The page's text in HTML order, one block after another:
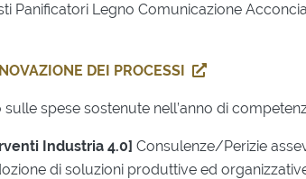
Panificatori Legno Comunicazione
DEI PROCESSI
spese sostenute nell’anno di
Industria 4.0] Consulenze/Perizie
di soluzioni produttive ed